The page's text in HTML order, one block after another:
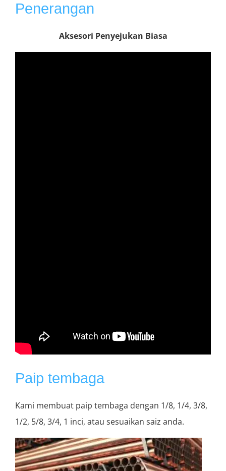
Penerangan
Aksesori Penyejukan Biasa
Paip tembaga
Kami membuat paip tembaga dengan 1/8, 1/4, 3/8,
1/2, 5/8, 3/4, 1 inci, atau sesuaikan saiz anda.